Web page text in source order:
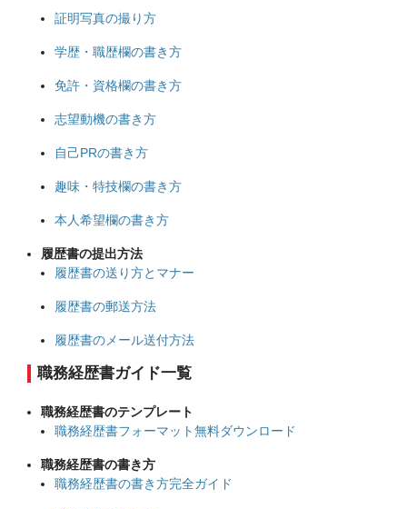
証明写真の撮り方
学歴・職歴欄の書き方
免許・資格欄の書き方
志望動機の書き方
自己PRの書き方
趣味・特技欄の書き方
本人希望欄の書き方
履歴書の提出方法
履歴書の送り方とマナー
履歴書の郵送方法
履歴書のメール送付方法
職務経歴書ガイド一覧
職務経歴書のテンプレート
職務経歴書フォーマット無料ダウンロード
職務経歴書の書き方
職務経歴書の書き方完全ガイド